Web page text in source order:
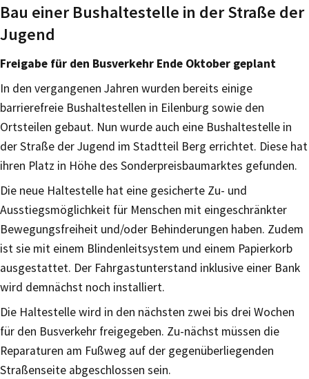
Bau einer Bushaltestelle in der Straße der
Jugend
Freigabe für den Busverkehr Ende Oktober geplant
In den vergangenen Jahren wurden bereits einige
barrierefreie Bushaltestellen in Eilenburg sowie den
Ortsteilen gebaut. Nun wurde auch eine Bushaltestelle in
der Straße der Jugend im Stadtteil Berg errichtet. Diese hat
ihren Platz in Höhe des Sonderpreisbaumarktes gefunden.
Die neue Haltestelle hat eine gesicherte Zu- und
Ausstiegsmöglichkeit für Menschen mit eingeschränkter
Bewegungsfreiheit und/oder Behinderungen haben. Zudem
ist sie mit einem Blindenleitsystem und einem Papierkorb
ausgestattet. Der Fahrgastunterstand inklusive einer Bank
wird demnächst noch installiert.
Die Haltestelle wird in den nächsten zwei bis drei Wochen
für den Busverkehr freigegeben. Zu-nächst müssen die
Reparaturen am Fußweg auf der gegenüberliegenden
Straßenseite abgeschlossen sein.